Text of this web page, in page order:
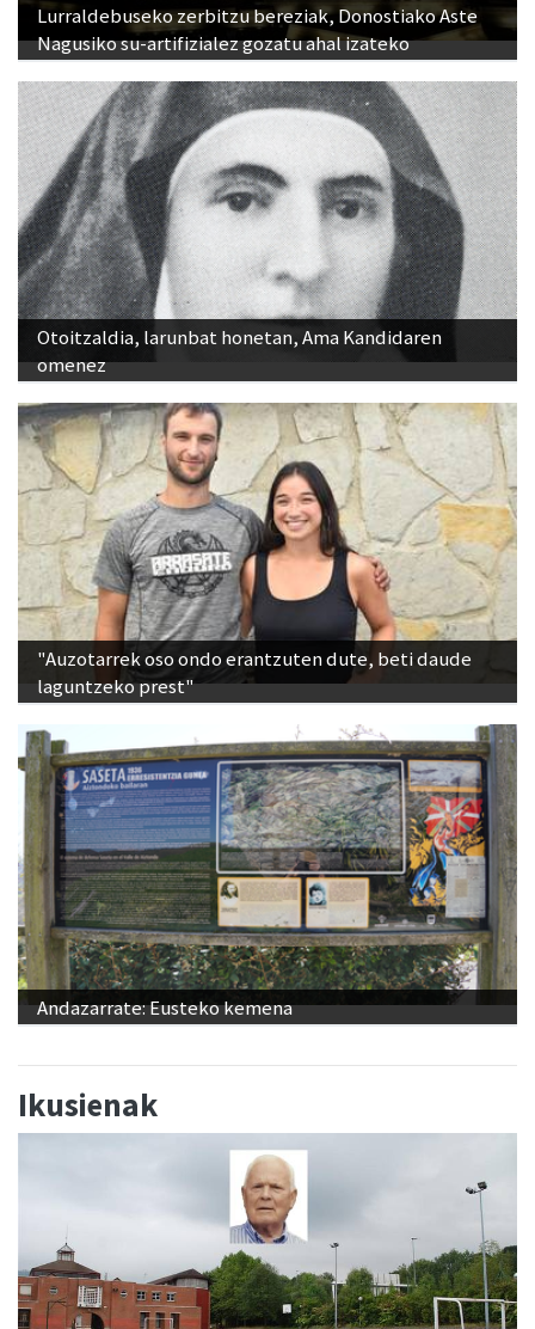
Lurraldebuseko zerbitzu bereziak, Donostiako Aste
Nagusiko su-artifizialez gozatu ahal izateko
Otoitzaldia, larunbat honetan, Ama Kandidaren
omenez
"Auzotarrek oso ondo erantzuten dute, beti daude
laguntzeko prest"
Andazarrate: Eusteko kemena
Ikusienak